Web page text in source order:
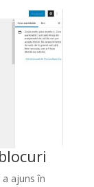
ajuns în